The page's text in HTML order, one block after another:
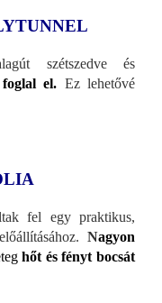
szétszedve és
el. Ez lehetővé
fel egy praktikus,
előállításához.Nagyon
hőt és fényt bocsát